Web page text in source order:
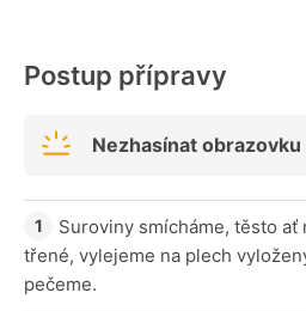
Postup přípravy
Nezhasínat obrazovku
Suroviny smícháme, těsto ať
třené, vylejeme na plech
pečeme.